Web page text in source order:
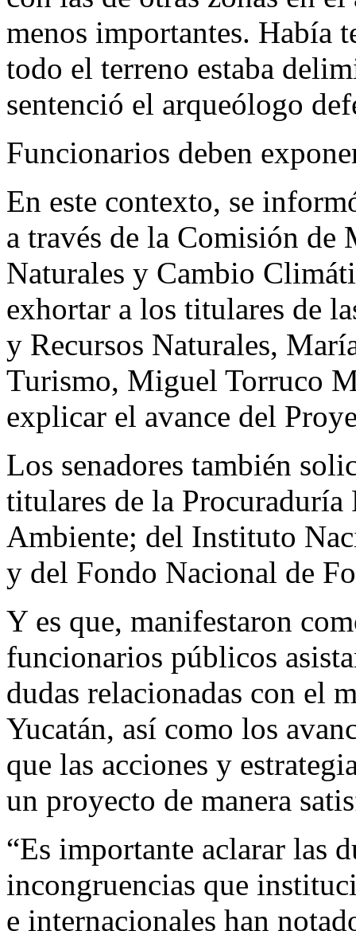
menos importantes. Había
todo el terreno estaba
sentenció el arqueólogo
Funcionarios deben
En este contexto, se
a través de la Comisión de
Naturales y Cambio
exhortar a los titulares de
y Recursos Naturales,
Turismo, Miguel Torruco
explicar el avance del
Los senadores también
titulares de la Procuraduría
Ambiente; del Instituto
y del Fondo Nacional de
Y es que, manifestaron
funcionarios públicos
dudas relacionadas con el
Yucatán, así como los
que las acciones y
un proyecto de manera
“Es importante aclarar las
incongruencias que
e internacionales han